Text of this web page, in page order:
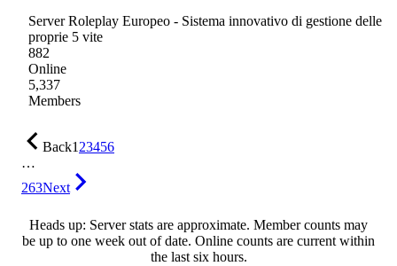
Server Roleplay Europeo - Sistema innovativo di gestione delle
proprie 5 vite
882
Online
5,337
Members
Back123456
…
263Next
Heads up: Server stats are approximate. Member counts may
be up to one week out of date. Online counts are current within
the last six hours.